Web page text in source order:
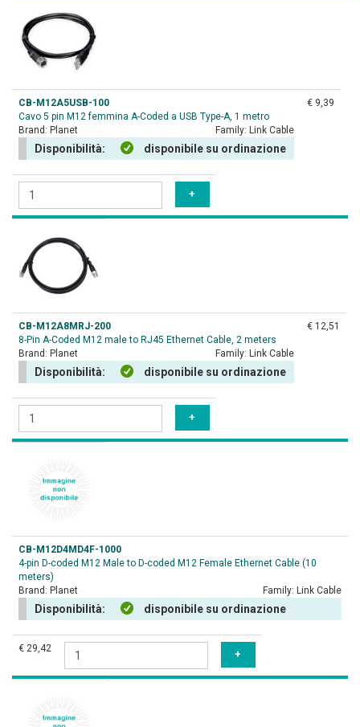
CB-M12A5USB-100
Cavo 5 pin M12 femmina A-Coded a USB Type-A, 1 metro
Brand: Planet Family: Link Cable
Disponibilità: disponibile su ordinazione
€ 9,39
CB-M12A8MRJ-200
8-Pin A-Coded M12 male to RJ45 Ethernet Cable, 2 meters
Brand: Planet Family: Link Cable
Disponibilità: disponibile su ordinazione
€ 12,51
CB-M12D4MD4F-1000
4-pin D-coded M12 Male to D-coded M12 Female Ethernet Cable (10
meters)
Brand: Planet Family: Link Cable
Disponibilità: disponibile su ordinazione
€ 29,42